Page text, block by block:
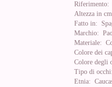
Riferimento:
Altezza in
Fatto in:
Marchio:
Materiale:
Colore dei
Colore degli
Tipo di occhi:
Etnia: